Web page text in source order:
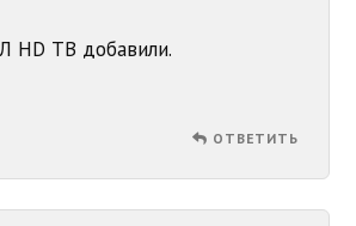
Лучше бы КХЛ HD ТВ добавили.
ОТВЕТИТЬ